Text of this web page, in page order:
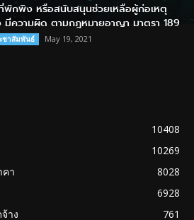
พักพิง หรือสนับสนุนช่วยเหลือผู้ก่อเหตุ
มีความผิด ตามกฎหมายอาญา มาตรา 189
ชาสัมพันธ์ May 19, 2021
10408
10269
คา
8028
6928
าง
761